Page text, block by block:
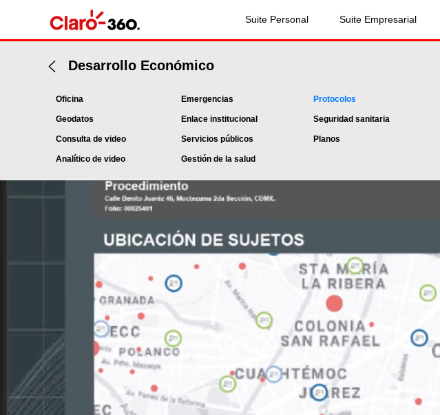
Suite Personal Suite Empresarial
Desarrollo Económico
Oficina
Geodatos
Consulta de video
Analítico de video
Emergencias
Enlace institucional
Servicios públicos
Gestión de la salud
Protocolos
Seguridad sanitaria
Planos